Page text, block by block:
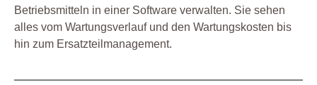
Betriebsmitteln in einer Software verwalten. Sie sehen
alles vom Wartungsverlauf und den Wartungskosten bis
hin zum Ersatzteilmanagement.